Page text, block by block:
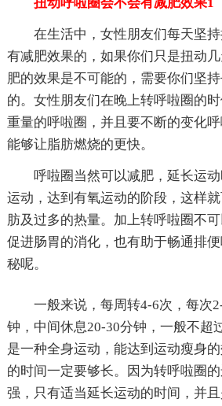
在生活中，女性朋友们每天坚
有减肥效果的，如果你们只是扭动
肥的效果是不可能的，需要你们坚
的。女性朋友们在晚上转呼啦圈的
重量的呼啦圈，并且要不断的变化
能够让脂肪燃烧的更快。
呼啦圈当然可以减肥，延长运
运动，达到有氧运动的阶段，这样
肪及过多的热量。加上转呼啦圈不
促进肠胃的消化，也有助于畅通排
秘呢。
一般来说，每周转4-6次，每次
钟，中间休息20-30分钟，一般不超
是一种全身运动，能达到运动瘦身
的时间一定要够长。因为转呼啦圈
强，只有适当延长运动的时间，并